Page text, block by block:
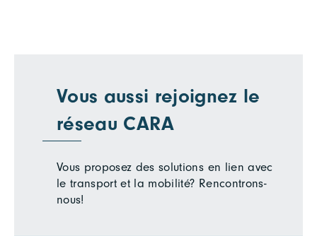
Vous aussi rejoignez le
réseau CARA
Vous proposez des solutions en lien avec
le transport et la mobilité? Rencontrons-
nous!